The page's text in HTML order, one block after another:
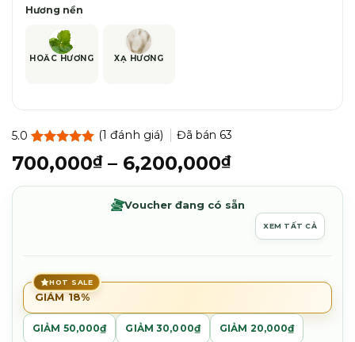
Hương nền
HOẮC HƯƠNG XẠ HƯƠNG
5.0
5.0 trên 5
dựa trên
1
(1 đánh giá) Đã bán 63
700,000₫ – 6,200,000₫Khoảng
giá:
từ
700,000₫
đến
Voucher đang có sẵn
XEM TẤT CẢ
HOT SALE
GIẢM 18%
GIẢM 50,000₫ GIẢM 30,000₫ GIẢM 20,000₫